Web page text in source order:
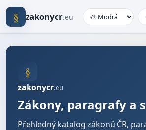
§ zakonycr.eu
§
zakonycr.eu
Zákony, paragrafy a
Přehledný katalog zákonů ČR,